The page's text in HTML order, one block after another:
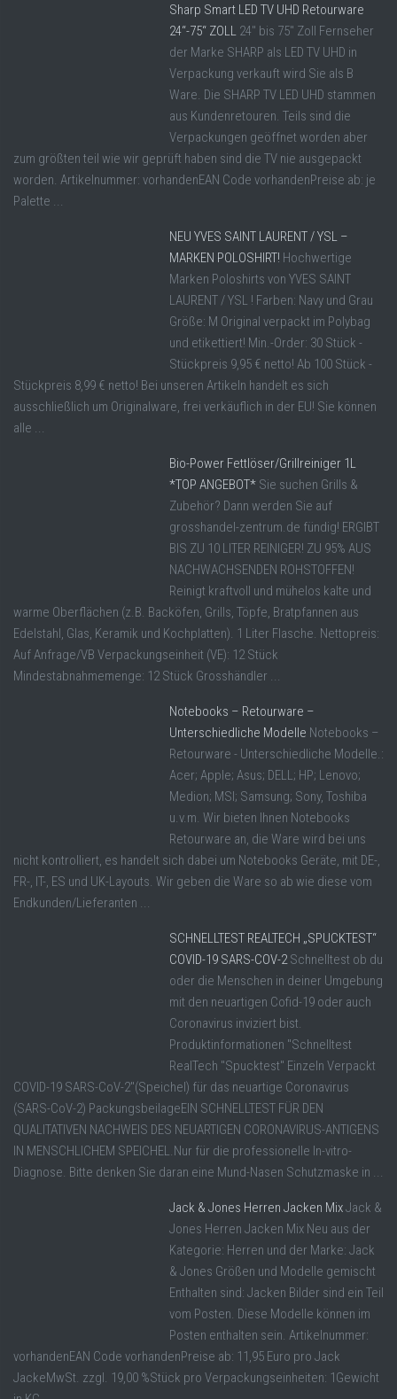
Sharp Smart LED TV UHD Retourware
24“-75“ ZOLL 24" bis 75" Zoll Fernseher
der Marke SHARP als LED TV UHD in
Verpackung verkauft wird Sie als B
Ware. Die SHARP TV LED UHD stammen
aus Kundenretouren. Teils sind die
Verpackungen geöffnet worden aber
zum größten teil wie wir geprüft haben sind die TV nie ausgepackt
worden. Artikelnummer: vorhandenEAN Code vorhandenPreise ab: je
Palette ...
NEU YVES SAINT LAURENT / YSL –
MARKEN POLOSHIRT! Hochwertige
Marken Poloshirts von YVES SAINT
LAURENT / YSL ! Farben: Navy und Grau
Größe: M Original verpackt im Polybag
und etikettiert! Min.-Order: 30 Stück -
Stückpreis 9,95 € netto! Ab 100 Stück -
Stückpreis 8,99 € netto! Bei unseren Artikeln handelt es sich
ausschließlich um Originalware, frei verkäuflich in der EU! Sie können
alle ...
Bio-Power Fettlöser/Grillreiniger 1L
*TOP ANGEBOT* Sie suchen Grills &
Zubehör? Dann werden Sie auf
grosshandel-zentrum.de fündig! ERGIBT
BIS ZU 10 LITER REINIGER! ZU 95% AUS
NACHWACHSENDEN ROHSTOFFEN!
Reinigt kraftvoll und mühelos kalte und
warme Oberflächen (z.B. Backöfen, Grills, Töpfe, Bratpfannen aus
Edelstahl, Glas, Keramik und Kochplatten). 1 Liter Flasche. Nettopreis:
Auf Anfrage/VB Verpackungseinheit (VE): 12 Stück
Mindestabnahmemenge: 12 Stück Grosshändler ...
Notebooks – Retourware –
Unterschiedliche Modelle Notebooks –
Retourware - Unterschiedliche Modelle.:
Acer; Apple; Asus; DELL; HP; Lenovo;
Medion; MSI; Samsung; Sony, Toshiba
u.v.m. Wir bieten Ihnen Notebooks
Retourware an, die Ware wird bei uns
nicht kontrolliert, es handelt sich dabei um Notebooks Geräte, mit DE-,
FR-, IT-, ES und UK-Layouts. Wir geben die Ware so ab wie diese vom
Endkunden/Lieferanten ...
SCHNELLTEST REALTECH „SPUCKTEST“
COVID-19 SARS-COV-2 Schnelltest ob du
oder die Menschen in deiner Umgebung
mit den neuartigen Cofid-19 oder auch
Coronavirus inviziert bist.
Produktinformationen "Schnelltest
RealTech "Spucktest" Einzeln Verpackt
COVID-19 SARS-CoV-2"(Speichel) für das neuartige Coronavirus
(SARS-CoV-2) PackungsbeilageEIN SCHNELLTEST FÜR DEN
QUALITATIVEN NACHWEIS DES NEUARTIGEN CORONAVIRUS-ANTIGENS
IN MENSCHLICHEM SPEICHEL.Nur für die professionelle In-vitro-
Diagnose. Bitte denken Sie daran eine Mund-Nasen Schutzmaske in ...
Jack & Jones Herren Jacken MixJack &
Jones Herren Jacken Mix Neu aus der
Kategorie: Herren und der Marke: Jack
& Jones Größen und Modelle gemischt
Enthalten sind: Jacken Bilder sind ein Teil
vom Posten. Diese Modelle können im
Posten enthalten sein. Artikelnummer:
vorhandenEAN Code vorhandenPreise ab: 11,95 Euro pro Jack
JackeMwSt. zzgl. 19,00 %Stück pro Verpackungseinheiten: 1Gewicht